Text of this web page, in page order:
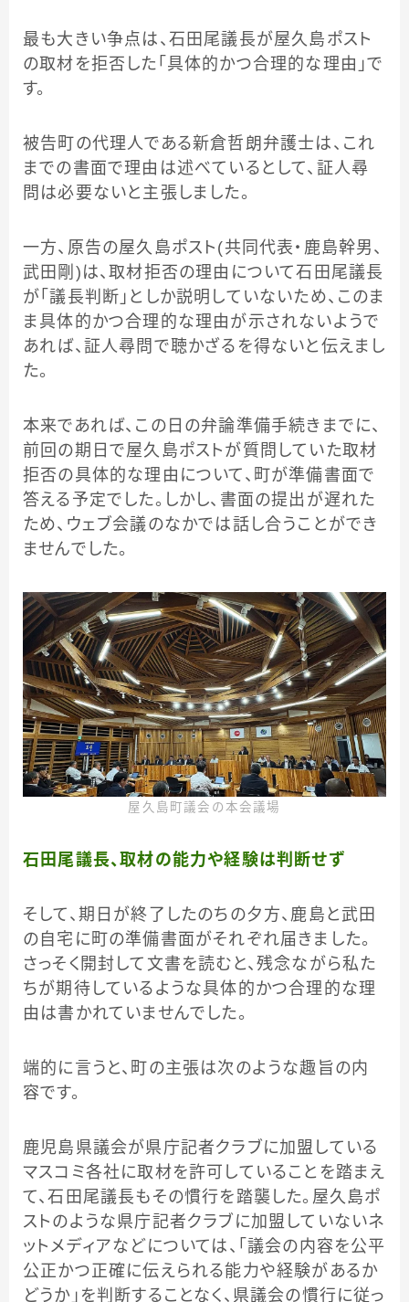
最も大きい争点は、石田尾議長が屋久島ポスト
の取材を拒否した「具体的かつ合理的な理由」で
す。
被告町の代理人である新倉哲朗弁護士は、これ
までの書面で理由は述べているとして、証人尋
問は必要ないと主張しました。
一方、原告の屋久島ポスト(共同代表・鹿島幹男、
武田剛)は、取材拒否の理由について石田尾議長
が「議長判断」としか説明していないため、このま
ま具体的かつ合理的な理由が示されないようで
あれば、証人尋問で聴かざるを得ないと伝えまし
た。
本来であれば、この日の弁論準備手続きまでに、
前回の期日で屋久島ポストが質問していた取材
拒否の具体的な理由について、町が準備書面で
答える予定でした。しかし、書面の提出が遅れた
ため、ウェブ会議のなかでは話し合うことができ
ませんでした。
屋久島町議会の本会議場
石田尾議長、取材の能力や経験は判断せず
そして、期日が終了したのちの夕方、鹿島と武田
の自宅に町の準備書面がそれぞれ届きました。
さっそく開封して文書を読むと、残念ながら私た
ちが期待しているような具体的かつ合理的な理
由は書かれていませんでした。
端的に言うと、町の主張は次のような趣旨の内
容です。
鹿児島県議会が県庁記者クラブに加盟している
マスコミ各社に取材を許可していることを踏まえ
て、石田尾議長もその慣行を踏襲した。屋久島ポ
ストのような県庁記者クラブに加盟していないネ
ットメディアなどについては、「議会の内容を公平
公正かつ正確に伝えられる能力や経験があるか
どうか」を判断することなく、県議会の慣行に従っ